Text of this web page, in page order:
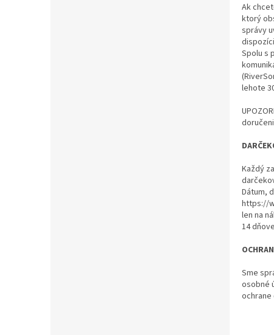
Ak
ktorý
správy
Spolu s
lehote
Každý
Dátum,
https://
len na
14
Sme
osobné